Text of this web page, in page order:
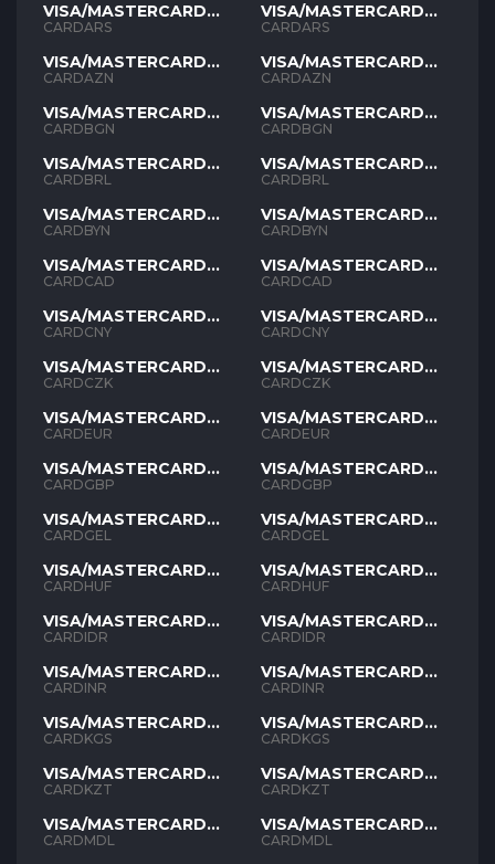
VISA/MASTERCARD
ARS
CARDARS
VISA/MASTERCARD
AZN
CARDAZN
VISA/MASTERCARD
BGN
CARDBGN
VISA/MASTERCARD
BRL
CARDBRL
VISA/MASTERCARD
BYN
CARDBYN
VISA/MASTERCARD
CAD
CARDCAD
VISA/MASTERCARD
CNY
CARDCNY
VISA/MASTERCARD
CZK
CARDCZK
VISA/MASTERCARD
EUR
CARDEUR
VISA/MASTERCARD
GBP
CARDGBP
VISA/MASTERCARD
GEL
CARDGEL
VISA/MASTERCARD
HUF
CARDHUF
VISA/MASTERCARD
IDR
CARDIDR
VISA/MASTERCARD
INR
CARDINR
VISA/MASTERCARD
KGS
CARDKGS
VISA/MASTERCARD
KZT
CARDKZT
VISA/MASTERCARD
MDL
CARDMDL
VISA/MASTERCARD
ARS
CARDARS
VISA/MASTERCARD
AZN
CARDAZN
VISA/MASTERCARD
BGN
CARDBGN
VISA/MASTERCARD
BRL
CARDBRL
VISA/MASTERCARD
BYN
CARDBYN
VISA/MASTERCARD
CAD
CARDCAD
VISA/MASTERCARD
CNY
CARDCNY
VISA/MASTERCARD
CZK
CARDCZK
VISA/MASTERCARD
EUR
CARDEUR
VISA/MASTERCARD
GBP
CARDGBP
VISA/MASTERCARD
GEL
CARDGEL
VISA/MASTERCARD
HUF
CARDHUF
VISA/MASTERCARD
IDR
CARDIDR
VISA/MASTERCARD
INR
CARDINR
VISA/MASTERCARD
KGS
CARDKGS
VISA/MASTERCARD
KZT
CARDKZT
VISA/MASTERCARD
MDL
CARDMDL